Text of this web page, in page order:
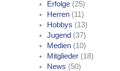
Erfolge(25)
Herren(11)
Hobbys (13)
Jugend(37)
Medien(10)
Mitglieder(18)
News (50)